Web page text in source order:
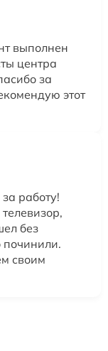
выполнен
центра
за
этот
работу!
без
починили.
своим